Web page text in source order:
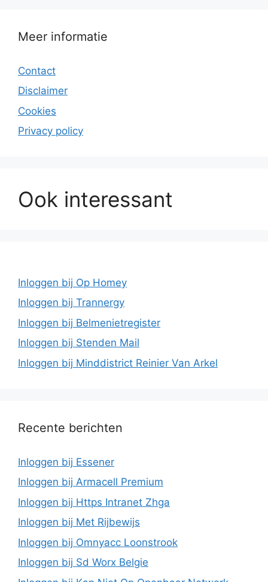
Meer informatie
Contact
Disclaimer
Cookies
Privacy policy
Ook interessant
Inloggen bij Op Homey
Inloggen bij Trannergy
Inloggen bij Belmenietregister
Inloggen bij Stenden Mail
Inloggen bij Minddistrict Reinier Van Arkel
Recente berichten
Inloggen bij Essener
Inloggen bij Armacell Premium
Inloggen bij Https Intranet Zhga
Inloggen bij Met Rijbewijs
Inloggen bij Omnyacc Loonstrook
Inloggen bij Sd Worx Belgie